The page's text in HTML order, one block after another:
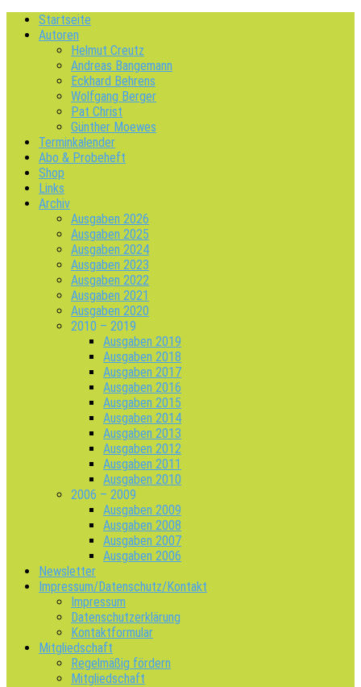
Startseite
Autoren
Helmut Creutz
Andreas Bangemann
Eckhard Behrens
Wolfgang Berger
Pat Christ
Günther Moewes
Terminkalender
Abo & Probeheft
Shop
Links
Archiv
Ausgaben 2026
Ausgaben 2025
Ausgaben 2024
Ausgaben 2023
Ausgaben 2022
Ausgaben 2021
Ausgaben 2020
2010 – 2019
Ausgaben 2019
Ausgaben 2018
Ausgaben 2017
Ausgaben 2016
Ausgaben 2015
Ausgaben 2014
Ausgaben 2013
Ausgaben 2012
Ausgaben 2011
Ausgaben 2010
2006 – 2009
Ausgaben 2009
Ausgaben 2008
Ausgaben 2007
Ausgaben 2006
Newsletter
Impressum/Datenschutz/Kontakt
Impressum
Datenschutzerklärung
Kontaktformular
Mitgliedschaft
Regelmäßig fördern
Mitgliedschaft